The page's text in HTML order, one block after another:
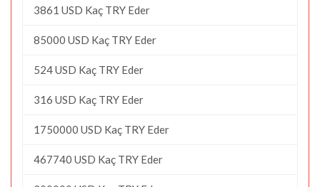
3861 USD Kaç TRY Eder
85000 USD Kaç TRY Eder
524 USD Kaç TRY Eder
316 USD Kaç TRY Eder
1750000 USD Kaç TRY Eder
467740 USD Kaç TRY Eder